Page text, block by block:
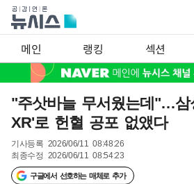
메인 랭킹 섹션
"주삿바늘 무서웠는데"…삼
XR'로 헌혈 공포 없앴다
기사등록 2026/06/11 08:48:26
최종수정 2026/06/11 08:54:23
구글에서 선호하는 매체로 추가